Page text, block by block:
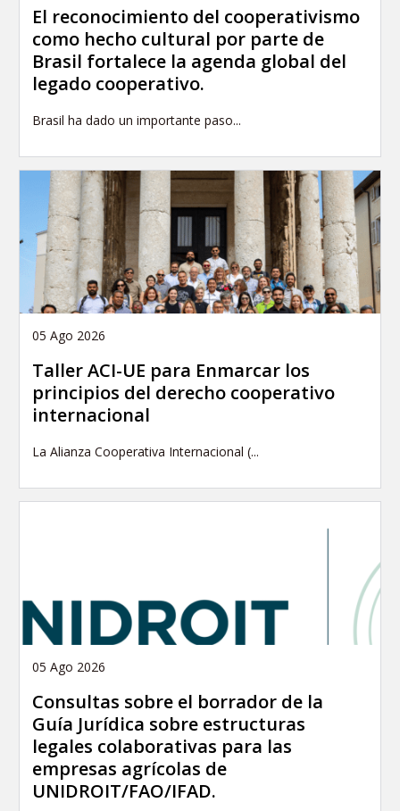
El reconocimiento del cooperativismo
como hecho cultural por parte de
Brasil fortalece la agenda global del
legado cooperativo.
Brasil ha dado un importante paso...
05 Ago 2026
Taller ACI-UE para Enmarcar los
principios del derecho cooperativo
internacional
La Alianza Cooperativa Internacional (...
05 Ago 2026
Consultas sobre el borrador de la
Guía Jurídica sobre estructuras
legales colaborativas para las
empresas agrícolas de
UNIDROIT/FAO/IFAD.